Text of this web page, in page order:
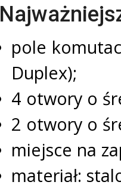
pole
Duplex);
4 otwory o
2 otwory o
miejsce na
materiał: